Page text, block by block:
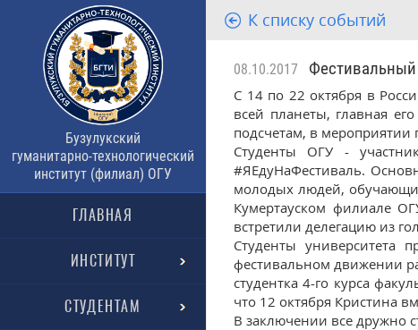
Бузулукский
гуманитарно-технологический
институт (филиал) ОГУ
ГЛАВНАЯ
ИНСТИТУТ
СТУДЕНТАМ
К списку событий
08.10.2017
С 14 по 22 октября в
всей планеты, главная
подсчетам, в мероприятии
Студенты ОГУ -
#ЯЕдуНаФестиваль.
молодых людей,
Кумертауском филиале
встретили делегацию из
Студенты университета
фестивальном движении
студентка 4-го курса
что 12 октября Кристина
В заключении все дружно